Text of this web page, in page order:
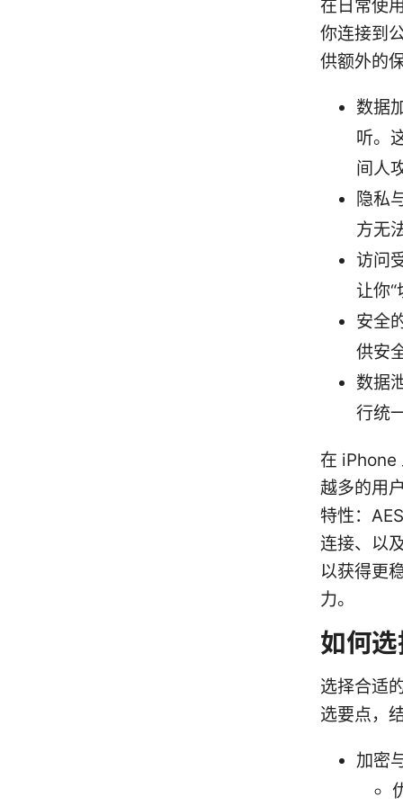
在日常使
你连接到
供额外的
数据
听。
间人
隐私
方无
访问
让你
安全
供安
数据
行统
在 iPhone
越多的用
特性：
连接、以
以获得更
力。
如何
选择合适
选要点，
加密